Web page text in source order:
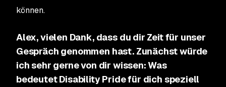
können.
Alex, vielen Dank, dass du dir Zeit für unser
Gespräch genommen hast. Zunächst würde
ich sehr gerne von dir wissen: Was
bedeutet Disability Pride für dich speziell